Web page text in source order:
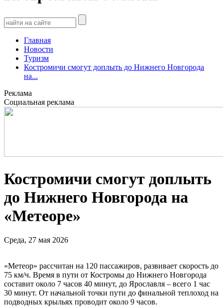
Главная
Новости
Туризм
Костромичи смогут доплыть до Нижнего Новгорода
на...
Реклама
Социальная реклама
Костромичи смогут доплыть
до Нижнего Новгорода на
«Метеоре»
Среда, 27 мая 2026
«Метеор» рассчитан на 120 пассажиров, развивает скорость до
75 км/ч. Время в пути от Костромы до Нижнего Новгорода
составит около 7 часов 40 минут, до Ярославля – всего 1 час
30 минут. От начальной точки пути до финальной теплоход на
подводных крыльях проводит около 9 часов.